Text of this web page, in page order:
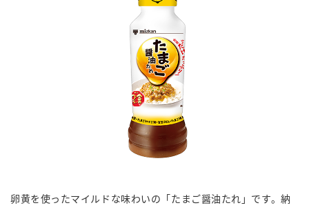
酢 調味酢
新商品一覧
卵黄を使ったマイルドな味わいの「たまご醤油たれ」です。納